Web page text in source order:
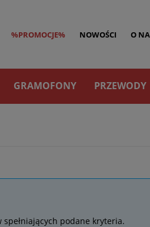
%PROMOCJE% NOWOŚCI O
GRAMOFONY PRZEWODY
podane kryteria.